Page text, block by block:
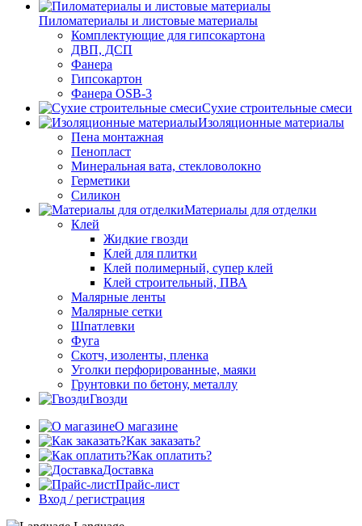
Пиломатериалы и листовые материалы
Комплектующие для гипсокартона
ДВП, ДСП
Фанера
Гипсокартон
Фанера OSB-3
Сухие строительные смеси
Изоляционные материалы
Пена монтажная
Пенопласт
Минеральная вата, стекловолокно
Герметики
Силикон
Материалы для отделки
Клей
Жидкие гвозди
Клей для плитки
Клей полимерный, супер клей
Клей строительный, ПВА
Малярные ленты
Малярные сетки
Шпатлевки
Фуга
Скотч, изоленты, пленка
Уголки перфорированные, маяки
Грунтовки по бетону, металлу
Гвозди
О магазине
Как заказать?
Как оплатить?
Доставка
Прайс-лист
Вход / регистрация